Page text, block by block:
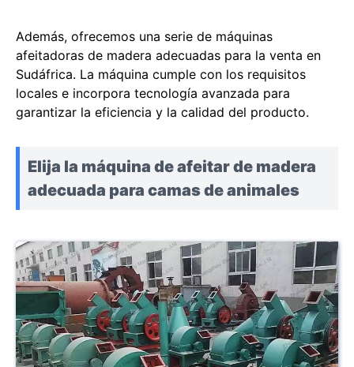
Además, ofrecemos una serie de máquinas
afeitadoras de madera adecuadas para la venta en
Sudáfrica. La máquina cumple con los requisitos
locales e incorpora tecnología avanzada para
garantizar la eficiencia y la calidad del producto.
Elija la máquina de afeitar de madera
adecuada para camas de animales